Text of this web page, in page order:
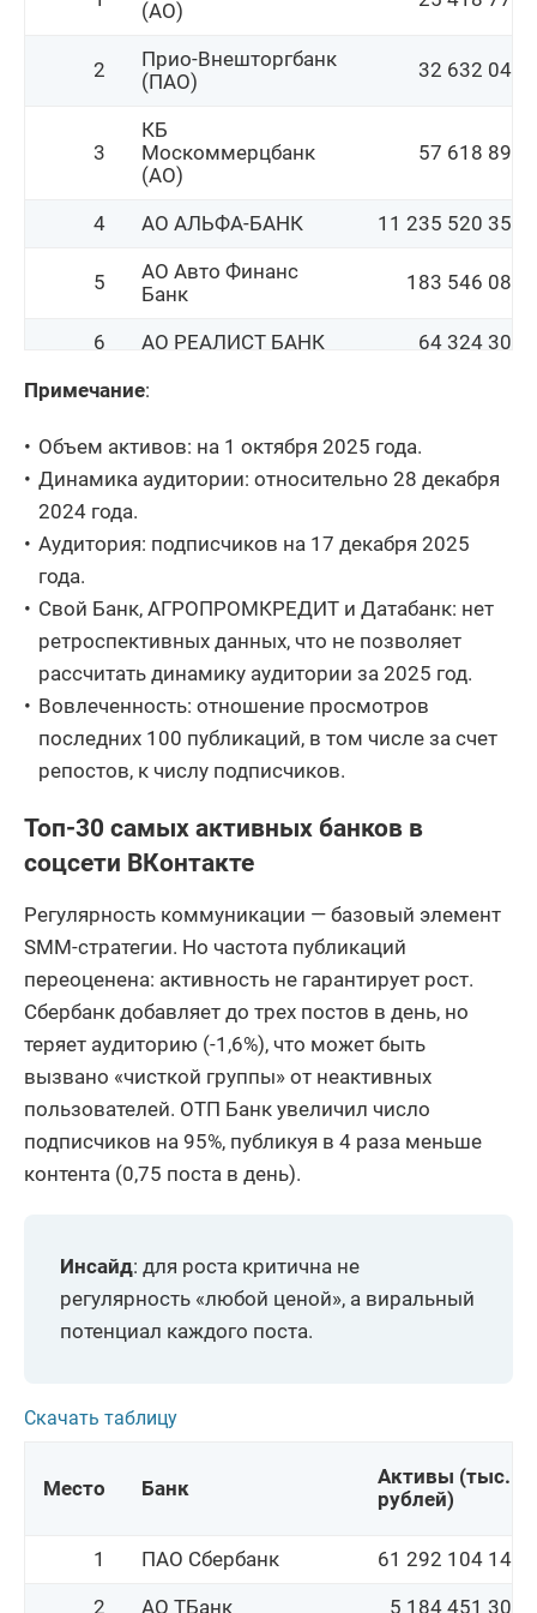
АО Банк Инго
47
ПАО Норвик Банк 19 518 237
(АО)
КБ ЛОКО-Банк (АО)
50
АО БАНК СГБ 77 925 763
(АО)
2
Прио-Внешторгбанк
(ПАО)
32 632 042
3
КБ
Москоммерцбанк
(АО)
57 618 890
4 АО АЛЬФА-БАНК 11 235 520 353
5
АО Авто Финанс
Банк
183 546 084
6 АО РЕАЛИСТ БАНК
64 324 306
7
АО БАНК ОРЕНБУРГ
8
СДМ-Банк (ПАО)
113 733 700
9
ООО Цифра банк 31 650 292
10
(АО)
40 621 830
11 ПАО МТС-Банк
789 039 683
12
АО Банк ДОМ.РФ 3 840 524 293
13
Азия-Инвест Банк
52 010 230
14 АО Датабанк
15
АО КОШЕЛЕВ-БАНК 26 546 265
16
ПАО АКБ
17
КБ
ЭНЕРГОТРАНСБАНК
(АО)
ООО Банк Точка
19
АО БКС Банк
118 976 923
АО Банк ПСКБ
21
АО Солид Банк
23
ТКБ БАНК ПАО
26
ПАО
АКБ
43 118 321
Примечание:
Объем активов: на 1 октября 2025 года.
Динамика аудитории: относительно 28 декабря
2024 года.
Аудитория: подписчиков на 17 декабря 2025
года.
Свой Банк, АГРОПРОМКРЕДИТ и Датабанк: нет
ретроспективных данных, что не позволяет
рассчитать динамику аудитории за 2025 год.
Вовлеченность: отношение просмотров
последних 100 публикаций, в том числе за счет
репостов, к числу подписчиков.
Топ-30 самых активных банков в
соцсети ВКонтакте
Регулярность коммуникации — базовый элемент
SMM-стратегии. Но частота публикаций
переоценена: активность не гарантирует рост.
Сбербанк добавляет до трех постов в день, но
теряет аудиторию (-1,6%), что может быть
вызвано «чисткой группы» от неактивных
пользователей. ОТП Банк увеличил число
подписчиков на 95%, публикуя в 4 раза меньше
контента (0,75 поста в день).
Инсайд: для роста критична не
регулярность «любой ценой», а виральный
потенциал каждого поста.
Скачать таблицу
Место Банк
Активы (тыс.
рублей)
1 ПАО Сбербанк
61 292 104 143
2
АО ТБанк 5 184 451 301